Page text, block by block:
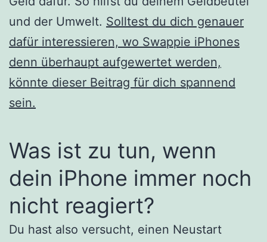
und der Umwelt. Solltest du dich genauer
dafür interessieren, wo Swappie iPhones
denn überhaupt aufgewertet werden,
könnte dieser Beitrag für dich spannend
sein.
Was ist zu tun, wenn
dein iPhone immer noch
nicht reagiert?
Du hast also versucht, einen Neustart